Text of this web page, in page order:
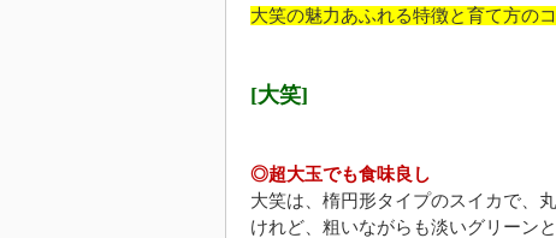
大笑の魅力あふれる特徴と育て方の
[大笑]
◎超大玉でも食味良し
大笑は、楕円形タイプのスイカで、
けれど、粗いながらも淡いグリーン